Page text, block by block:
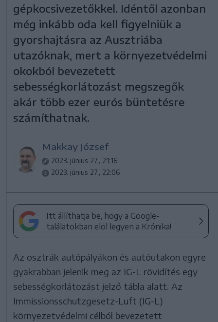
gépkocsivezetőkkel. Idéntől azonban
még inkább oda kell figyelniük a
gyorshajtásra az Ausztriába
utazóknak, mert a környezetvédelmi
okokból bevezetett
sebességkorlátozást megszegők
akár több ezer eurós büntetésre
számíthatnak.
Makkay József
2023. június 27., 21:16
2023. június 27., 22:06
Itt állíthatja be, hogy a Google-
találatokban elöl legyen a Krónika!
Az osztrák autópályákon és autóutakon egyre
gyakrabban jelenik meg az IG-L rövidítés egy
sebességkorlátozást jelző tábla alatt. Az
Immissionsschutzgesetz-Luft (IG-L)
környezetvédelmi célból bevezetett